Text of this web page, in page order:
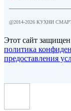
@2014-2026 КУХНИ
Этот сайт
политика
предоставления